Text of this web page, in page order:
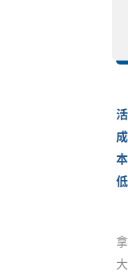
活
成
本
低
拿
大